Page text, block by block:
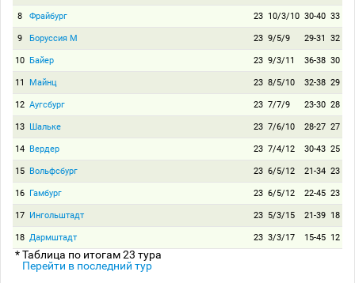
8 Фрайбург 23 10/3/10 30-40 33
9 Боруссия М 23 9/5/9 29-31 32
10 Байер 23 9/3/11 36-38 30
11 Майнц 23 8/5/10 32-38 29
12 Аугсбург 23 7/7/9 23-30 28
13 Шальке 23 7/6/10 28-27 27
14 Вердер 23 7/4/12 30-43 25
15 Вольфсбург 23 6/5/12 21-34 23
16 Гамбург 23 6/5/12 22-45 23
17 Ингольштадт 23 5/3/15 21-39 18
18 Дармштадт 23 3/3/17 15-45 12
* Таблица по итогам 23 тура
Перейти в последний тур